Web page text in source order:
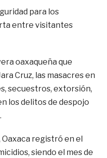
para los
entre visitantes
oaxaqueña que
Cruz, las masacres en
secuestros, extorsión,
los delitos de despojo
registró en el
siendo el mes de